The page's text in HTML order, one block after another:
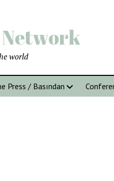
world
Press / Basından